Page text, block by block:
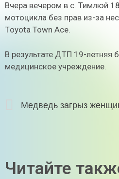
Вчера вечером в с. Тимлюй
мотоцикла без прав из-за
Тoyota Town Ace.
В результате ДТП 19-летняя
медицинское учреждение.
Медведь загрыз
Читайте